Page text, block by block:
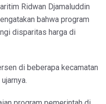
Ridwan Djamaluddin
bahwa program
disparitas harga di
di beberapa kecamatan